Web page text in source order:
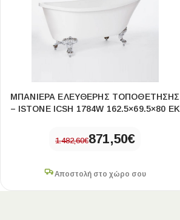
ΜΠΑΝΙΈΡΑ ΕΛΕΎΘΕΡΗΣ ΤΟΠΟΘΈΤΗΣΗΣ
– ISTONE ICSH 1784W 162.5×69.5×80 ΕΚ
1.482,60€871,50€
Αποστολή στο χώρο σου